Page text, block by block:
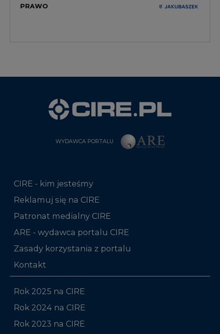
PRAWO
WYDAWCA PORTALU
CIRE - kim jesteśmy
Reklamuj się na CIRE
Patronat medialny CIRE
ARE - wydawca portalu CIRE
Zasady korzystania z portalu
Kontakt
Rok 2025 na CIRE
Rok 2024 na CIRE
Rok 2023 na CIRE